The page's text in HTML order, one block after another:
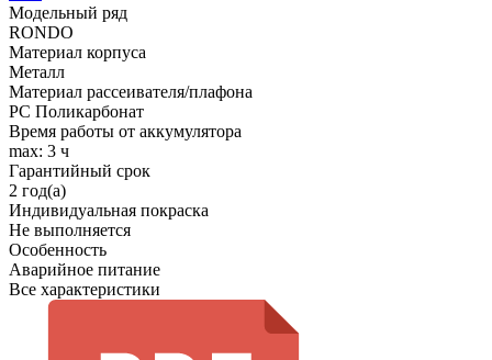
Модельный ряд
RONDO
Материал корпуса
Металл
Материал рассеивателя/плафона
PC Поликарбонат
Время работы от аккумулятора
max: 3 ч
Гарантийный срок
2 год(а)
Индивидуальная покраска
Не выполняется
Особенность
Аварийное питание
Все характеристики